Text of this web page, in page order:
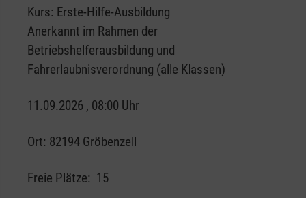
Kurs: Erste-Hilfe-Ausbildung
Anerkannt im Rahmen der
Betriebshelferausbildung und
Fahrerlaubnisverordnung (alle Klassen)
11.09.2026 , 08:00 Uhr
Ort: 82194 Gröbenzell
Freie Plätze: 15